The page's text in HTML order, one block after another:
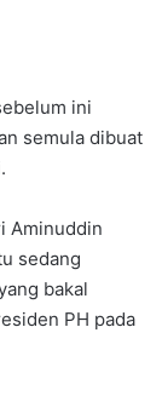
ini
semula dibuat
Aminuddin
sedang
bakal
PH pada